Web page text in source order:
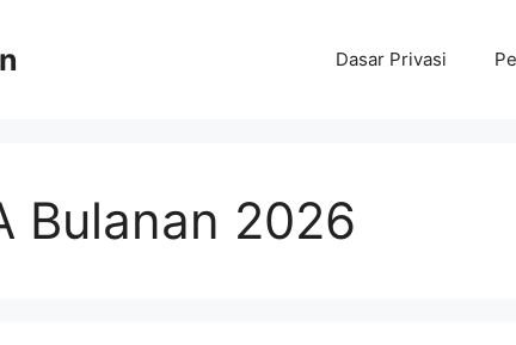
Dasar Privasi
Bulanan 2026